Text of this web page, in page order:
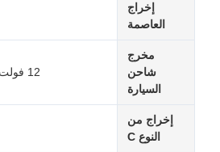
إخراج
العاصمة
مخرج
شاحن
السيارة
12 فولت 9 أمبير (الحد الأقصى)
إخراج من
النوع C